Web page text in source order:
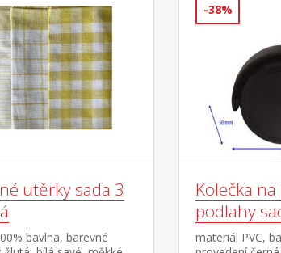
utěrky sada 3
bavlna, barevné
-38%
Kolečka
podlahy
materiál PVC,